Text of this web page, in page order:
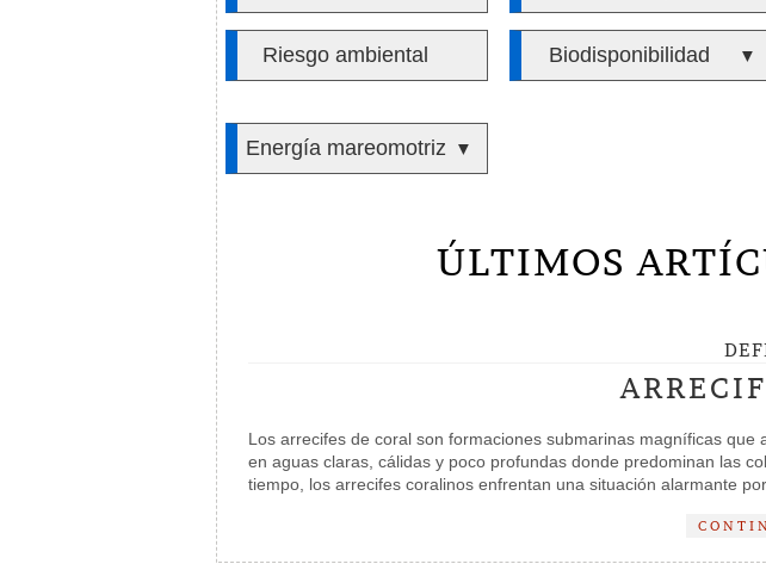
Riesgo ambiental Biodisponibilidad ▼
Energía mareomotriz ▼
ÚLTIMOS
Los arrecifes de coral son formaciones submarinas magníficas
en aguas claras, cálidas y poco profundas donde predominan las
tiempo, los arrecifes coralinos enfrentan una situación alarmante